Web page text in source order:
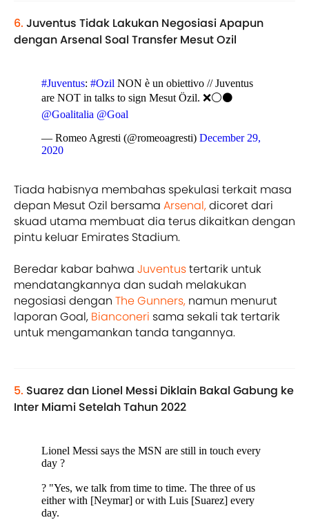
6. Juventus Tidak Lakukan Negosiasi Apapun
dengan Arsenal Soal Transfer Mesut Ozil
#Juventus: #Ozil NON è un obiettivo // Juventus
are NOT in talks to sign Mesut Özil. ❌⚪️⚫️
@Goalitalia @Goal
— Romeo Agresti (@romeoagresti) December 29,
2020
Tiada habisnya membahas spekulasi terkait masa
depan Mesut Ozil bersama Arsenal,dicoret dari
skuad utama membuat dia terus dikaitkan dengan
pintu keluar Emirates Stadium.
Beredar kabar bahwa Juventustertarik untuk
mendatangkannya dan sudah melakukan
negosiasi dengan The Gunners, namun menurut
laporan Goal, Bianconeri sama sekali tak tertarik
untuk mengamankan tanda tangannya.
5. Suarez dan Lionel Messi Diklain Bakal Gabung ke
Inter Miami Setelah Tahun 2022
Lionel Messi says the MSN are still in touch every
day ?
? "Yes, we talk from time to time. The three of us
either with [Neymar] or with Luis [Suarez] every
day.